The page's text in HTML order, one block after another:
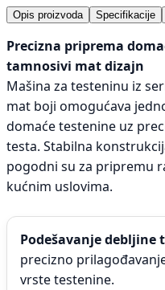
Opis proizvoda Specifikacije
Precizna priprema
tamnosivi mat dizajn
Mašina za testeninu iz
mat boji omogućava
domaće testenine uz
testa. Stabilna
pogodni su za pripremu
kućnim uslovima.
Podešavanje debljine
precizno
vrste testenine.